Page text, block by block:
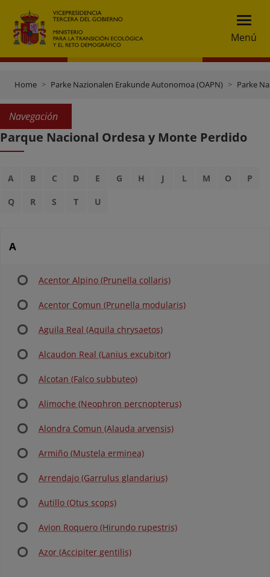
Menú
Home Parke Nazionalen Erakunde Autonomoa (OAPN) Parke
Navegación
Parque Nacional Ordesa y Monte Perdido
A B C D E G H J L M O P
Q R S T U
A
Acentor Alpino (Prunella collaris)
Acentor Comun (Prunella modularis)
Aguila Real (Aquila chrysaetos)
Alcaudon Real (Lanius excubitor)
Alcotan (Falco subbuteo)
Alimoche (Neophron percnopterus)
Alondra Comun (Alauda arvensis)
Armiño (Mustela erminea)
Arrendajo (Garrulus glandarius)
Autillo (Otus scops)
Avion Roquero (Hirundo rupestris)
Azor (Accipiter gentilis)